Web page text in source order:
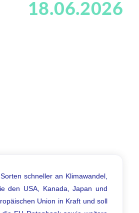
18.06.2026
schneller an Klimawandel,
den USA, Kanada, Japan und
Union in Kraft und soll